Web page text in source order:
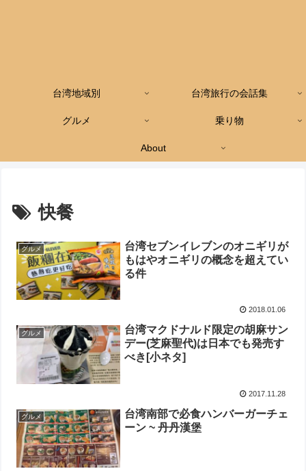
台湾地域別 台湾旅行の会話集
グルメ 乗り物
About
快餐
グルメ
台湾セブンイレブンのオニギリが
もはやオニギリの概念を超えてい
る件
2018.01.06
グルメ
台湾マクドナルド限定の胡麻サン
デー(芝麻聖代)は日本でも発売す
べき[小ネタ]
2017.11.28
グルメ
台湾南部で必食ハンバーガーチェ
ーン ~ 丹丹漢堡